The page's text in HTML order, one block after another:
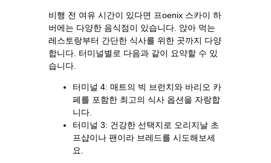
비행 전 여유 시간이 있다면 프oenix 스카이 하
버에는 다양한 음식점이 있습니다. 앉아 먹는
레스토랑부터 간단한 식사를 위한 곳까지 다양
합니다. 터미널별로 다음과 같이 요약할 수 있
습니다.
터미널 4: 매트의 빅 브런치와 바리오 카
페를 포함한 최고의 식사 옵션을 자랑합
니다.
터미널 3: 건강한 선택지로 오리지날 초
프샵이나 팬이라 브레드를 시도해보세
요.